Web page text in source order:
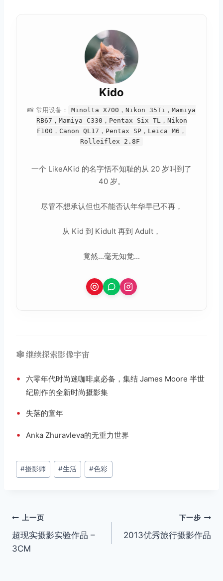
Kido
📸 常用设备：
Minolta X700，Nikon 35Ti，Mamiya
RB67，Mamiya C330，Pentax Six TL，Nikon
F100，Canon QL17，Pentax SP，Leica M6，
Rolleiflex 2.8F
一个 LikeAKid 的名字恬不知耻的从 20 岁叫到了
40 岁。
尽管不想承认但也不能否认年华早已不再，
从 Kid 到 Kidult 再到 Adult，
竟然...毫无知觉...
🕸️ 继续探索影像宇宙
•
六零年代时尚迷咖啡桌必备，集结 James Moore 半世
纪剧作的全新时尚摄影集
• 失落的童年
• Anka Zhuravleva的无重力世界
文
章
#摄影师 #生活 #色彩
文
章
上一页
超现实摄影实验作品 –
3CM
下一步
2013优秀旅行摄影作品